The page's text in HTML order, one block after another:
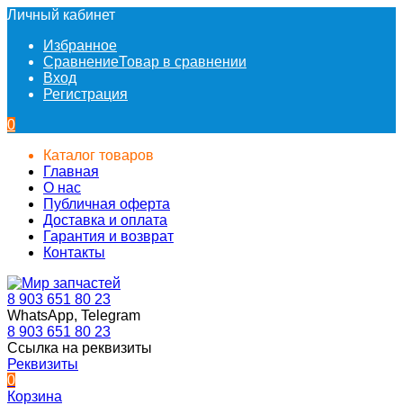
Личный кабинет
Избранное
СравнениеТовар в сравнении
Вход
Регистрация
0
Каталог товаров
Главная
О нас
Публичная оферта
Доставка и оплата
Гарантия и возврат
Контакты
8 903 651 80 23
WhatsApp, Telegram
8 903 651 80 23
Ссылка на реквизиты
Реквизиты
0
Корзина